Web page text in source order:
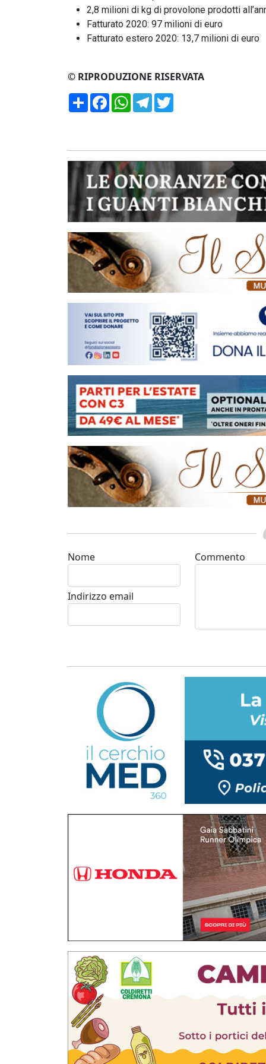
2,8 milioni di kg di provolone prodotti
Fatturato 2020: 97 milioni di euro
Fatturato estero 2020: 13,7 milioni di euro
© RIPRODUZIONE RISERVATA
CondividiFacebookWhatsApp
Telegram
Nome
Indirizzo email
Commento